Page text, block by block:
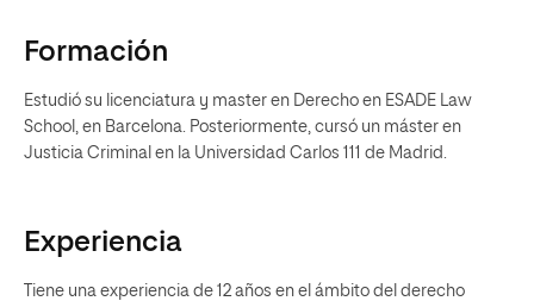
Formación
Estudió su licenciatura y master en Derecho en ESADE Law
School, en Barcelona. Posteriormente, cursó un máster en
Justicia Criminal en la Universidad Carlos 111 de Madrid.
Experiencia
Tiene una experiencia de 12 años en el ámbito del derecho